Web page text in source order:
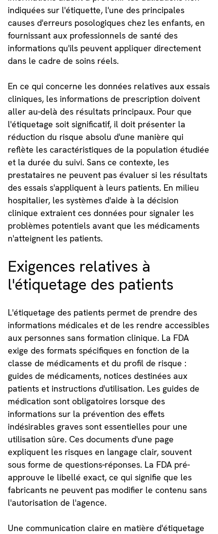
indiquées sur l'étiquette, l'une des principales
causes d'erreurs posologiques chez les enfants, en
fournissant aux professionnels de santé des
informations qu'ils peuvent appliquer directement
dans le cadre de soins réels.
En ce qui concerne les données relatives aux essais
cliniques, les informations de prescription doivent
aller au-delà des résultats principaux. Pour que
l'étiquetage soit significatif, il doit présenter la
réduction du risque absolu d'une manière qui
reflète les caractéristiques de la population étudiée
et la durée du suivi. Sans ce contexte, les
prestataires ne peuvent pas évaluer si les résultats
des essais s'appliquent à leurs patients. En milieu
hospitalier, les systèmes d'aide à la décision
clinique extraient ces données pour signaler les
problèmes potentiels avant que les médicaments
n'atteignent les patients.
Exigences relatives à
l'étiquetage des patients
L'étiquetage des patients permet de prendre des
informations médicales et de les rendre accessibles
aux personnes sans formation clinique. La FDA
exige des formats spécifiques en fonction de la
classe de médicaments et du profil de risque :
guides de médicaments, notices destinées aux
patients et instructions d'utilisation. Les guides de
médication sont obligatoires lorsque des
informations sur la prévention des effets
indésirables graves sont essentielles pour une
utilisation sûre. Ces documents d'une page
expliquent les risques en langage clair, souvent
sous forme de questions-réponses. La FDA pré-
approuve le libellé exact, ce qui signifie que les
fabricants ne peuvent pas modifier le contenu sans
l'autorisation de l'agence.
Une communication claire en matière d'étiquetage